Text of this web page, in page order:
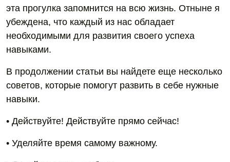
эта прогулка запомнится на всю жизнь. Отныне я
убеждена, что каждый из нас обладает
необходимыми для развития своего успеха
навыками.
В продолжении статьи вы найдете еще несколько
советов, которые помогут развить в себе нужные
навыки.
• Действуйте! Действуйте прямо сейчас!
• Уделяйте время самому важному.